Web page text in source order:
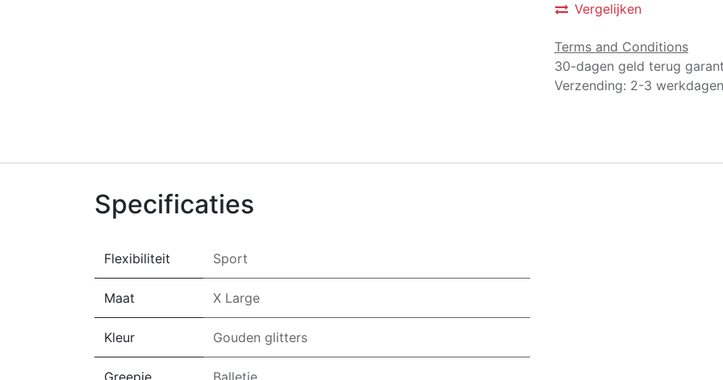
Vergelijken
Terms and Conditions
30-dagen geld terug
Verzending: 2-3 werkdagen
Specificaties
Flexibiliteit Sport
Maat X Large
Kleur Gouden glitters
Greepje Balletje